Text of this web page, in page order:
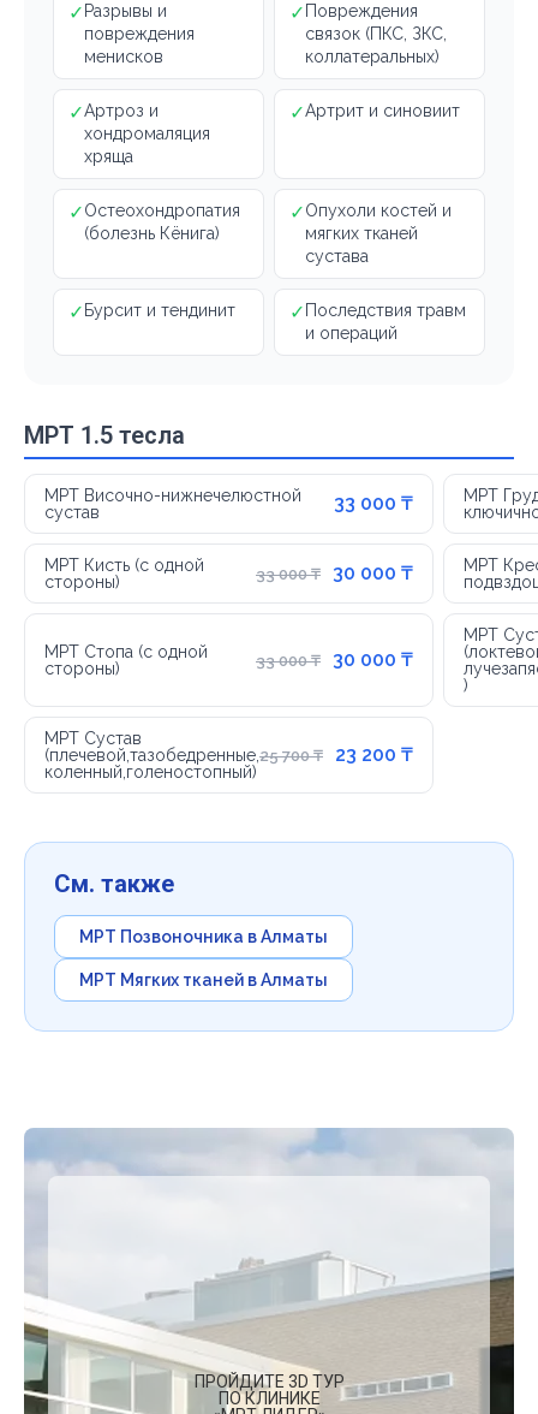
✓ Разрывы и
повреждения
менисков
✓ Повреждения
связок (ПКС, ЗКС,
коллатеральных)
✓Артроз и
хондромаляция
хряща
✓Артрит и синовиит
✓Остеохондропатия
(болезнь Кёнига)
✓Опухоли костей и
мягких тканей
сустава
✓ Бурсит и тендинит ✓ Последствия травм
и операций
МРТ 1.5 тесла
МРТ Височно-нижнечелюстной
сустав
33 000 ₸
МРТ
МРТ Кисть (с одной
стороны)
33 000 ₸ 30 000 ₸
МРТ
МРТ Стопа (с одной
стороны)
33 000 ₸ 30 000 ₸
МРТ
)
МРТ Сустав
(плечевой,тазобедренные,
коленный,голеностопный)
25 700 ₸ 23 200 ₸
См. также
МРТ Позвоночника в Алматы
МРТ Мягких тканей в Алматы
ПРОЙДИТЕ 3D ТУР
ПО КЛИНИКЕ